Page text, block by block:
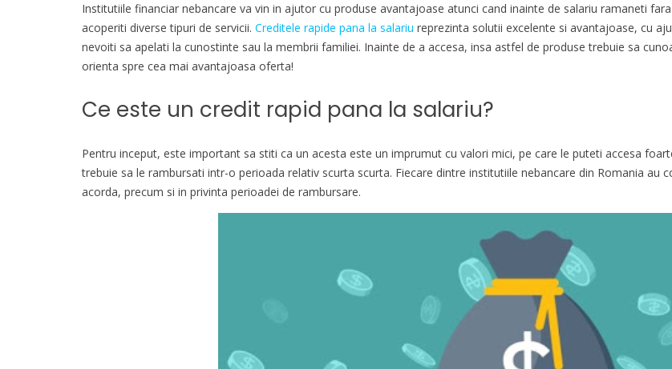
Institutiile financiar nebancare va vin in ajutor cu produse avantajoase atunci cand inainte de salariu ramaneti
acoperiti diverse tipuri de servicii. Creditele rapide pana la salariu reprezinta solutii excelente si avantajoase, cu
nevoiti sa apelati la cunostinte sau la membrii familiei. Inainte de a accesa, insa astfel de produse trebuie sa
orienta spre cea mai avantajoasa oferta!
Ce este un credit rapid pana la salariu?
Pentru inceput, este important sa stiti ca un acesta este un imprumut cu valori mici, pe care le puteti accesa
trebuie sa le rambursati intr-o perioada relativ scurta scurta. Fiecare dintre institutiile nebancare din Romania au
acorda, precum si in privinta perioadei de rambursare.